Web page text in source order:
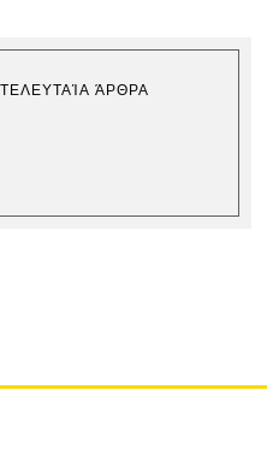
ΤΕΛΕΥΤΑΊΑ ΆΡΘΡΑ